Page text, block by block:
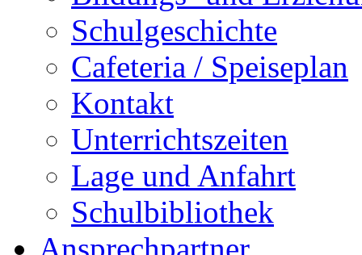
Schulgeschichte
Cafeteria / Speiseplan
Kontakt
Unterrichtszeiten
Lage und Anfahrt
Schulbibliothek